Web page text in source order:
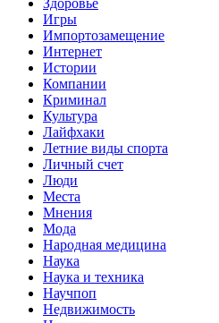
Игры
Импортозамещение
Интернет
Истории
Компании
Криминал
Культура
Лайфхаки
Летние виды спорта
Личный счет
Люди
Места
Мнения
Мода
Народная медицина
Наука
Наука и техника
Научпоп
Недвижимость